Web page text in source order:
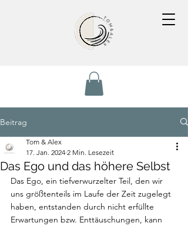
Beitrag
Das Ego und das höhere Selbst
Tom & Alex
17. Jan. 2024 2 Min. Lesezeit
Das Ego, ein tiefverwurzelter Teil, den wir
uns größtenteils im Laufe der Zeit zugelegt
haben, entstanden durch nicht erfüllte
Erwartungen bzw. Enttäuschungen, kann